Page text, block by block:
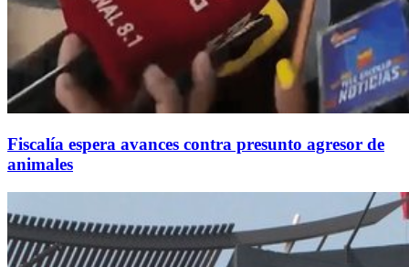
Fiscalía espera avances contra presunto agresor de
animales